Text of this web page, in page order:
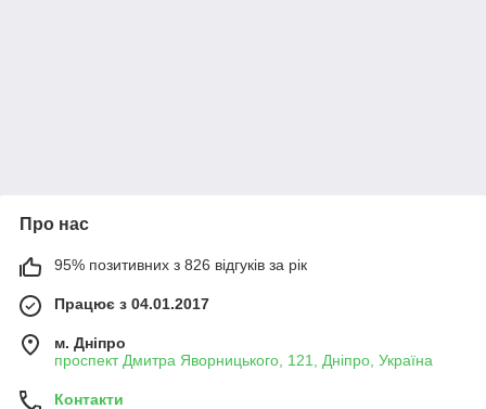
Про нас
95% позитивних з 826 відгуків за рік
Працює з 04.01.2017
м. Дніпро
проспект Дмитра Яворницького, 121, Дніпро, Україна
Контакти